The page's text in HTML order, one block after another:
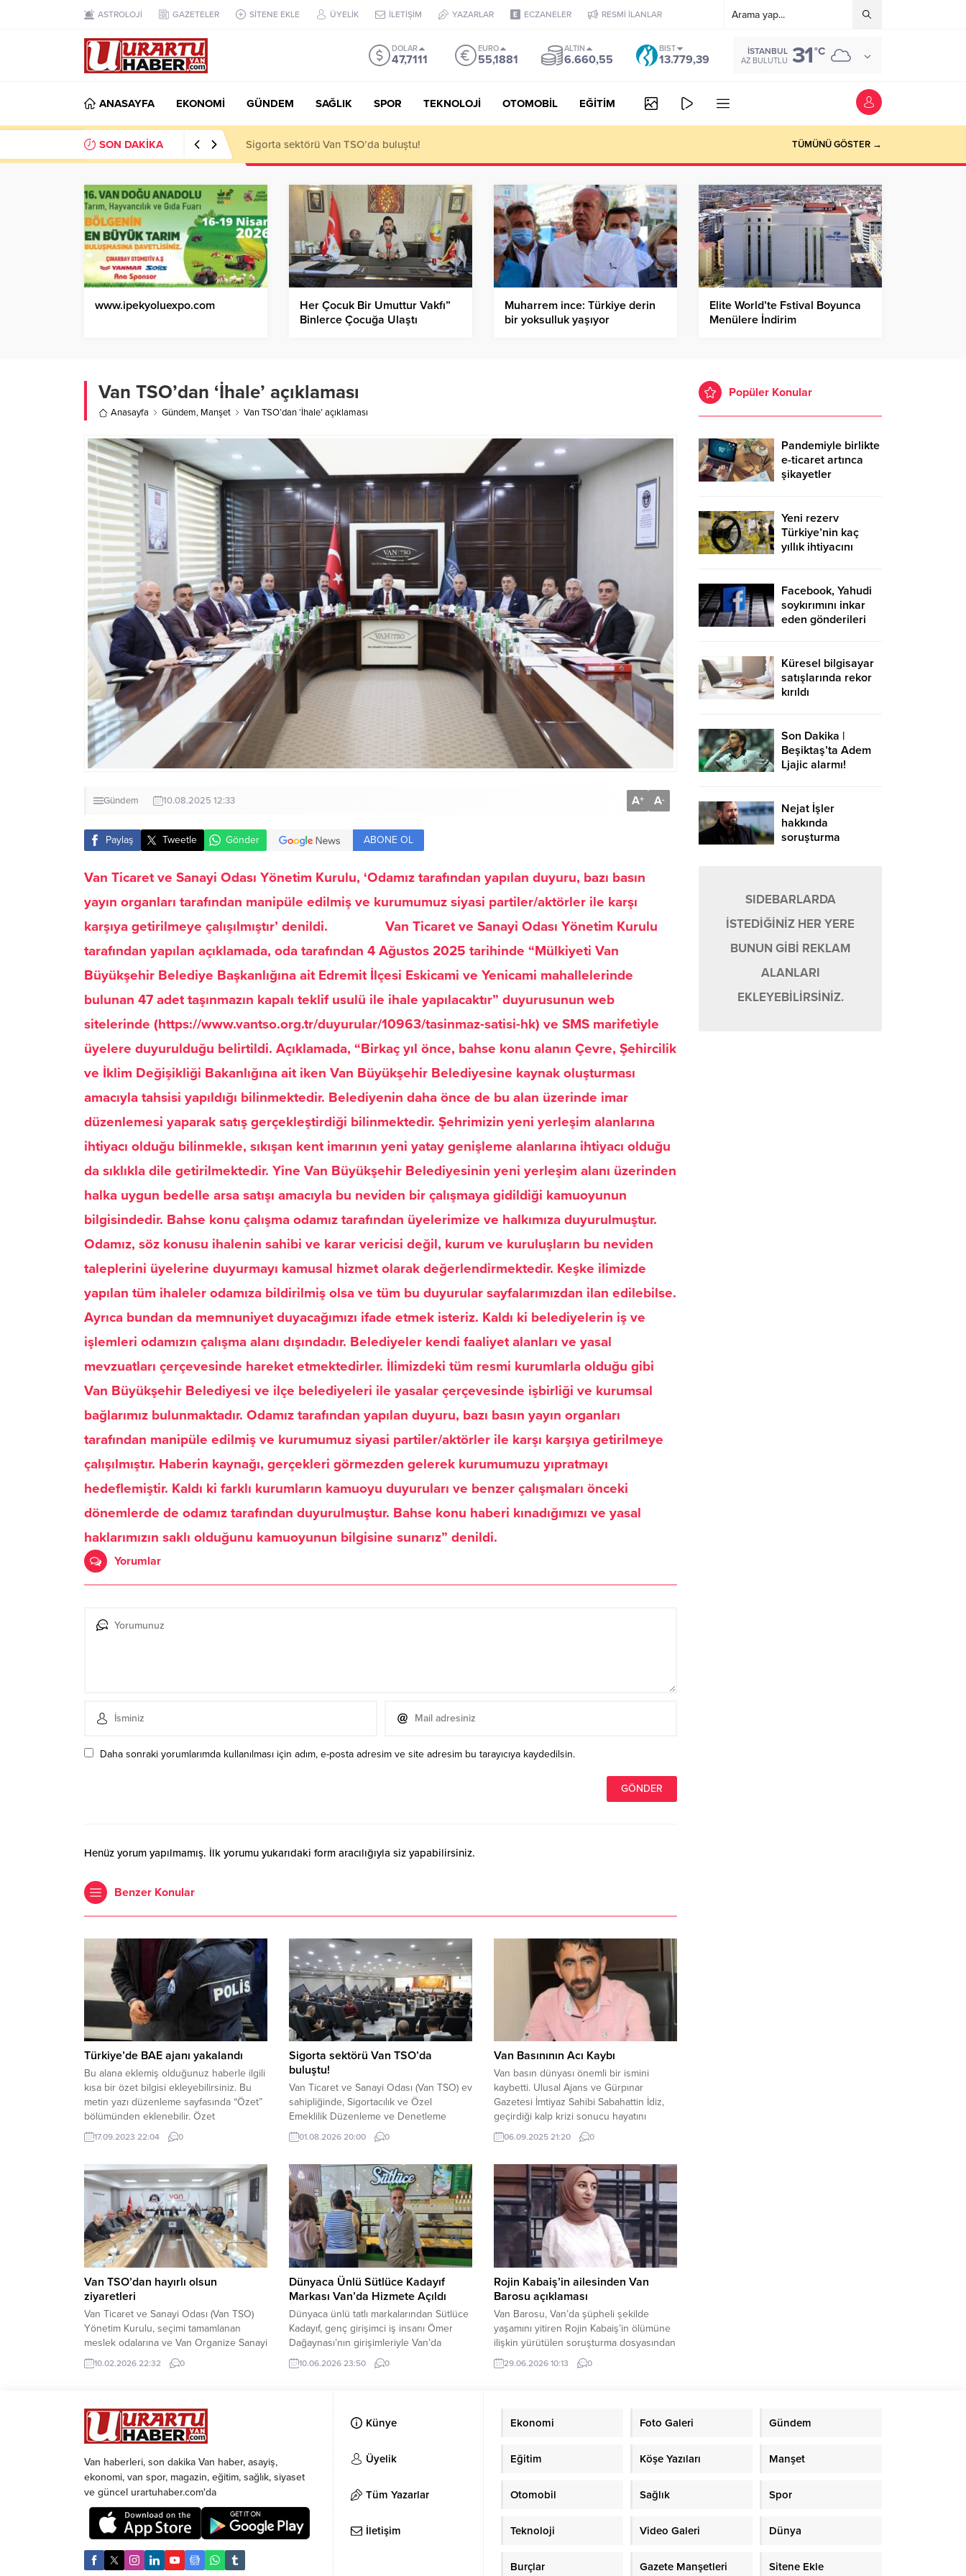
ASTROLOJİ GAZETELER SİTENE EKLE ÜYELİK İLETİŞİM YAZARLAR ECZANELER RESMİ İLANLAR
DOLAR
47,7111
EURO
55,1881
ALTIN
6.660,55
BIST
13.779,39
İSTANBUL
AZ BULUTLU 31°C
ANASAYFA EKONOMİ GÜNDEM SAĞLIK SPOR TEKNOLOJİ OTOMOBİL EĞİTİM
SON DAKİKA VAN TSO: Takip ediyoruz! TÜMÜNÜ GÖSTER →
www.ipekyoluexpo.com
Her Çocuk Bir Umuttur Vakfı”
Binlerce Çocuğa Ulaştı
Muharrem ince: Türkiye derin
bir yoksulluk yaşıyor
Elite World’te Fstival Boyunca
Menülere İndirim
Van TSO’dan ‘İhale’ açıklaması
Anasayfa Gündem, Manşet Van TSO’dan ‘İhale’ açıklaması
Gündem 10.08.2025 12:33 A+ A-
Paylaş Tweetle Gönder ABONE OL
Van Ticaret ve Sanayi Odası Yönetim Kurulu, ‘Odamız tarafından yapılan duyuru, bazı basın
yayın organları tarafından manipüle edilmiş ve kurumumuz siyasi partiler/aktörler ile karşı
karşıya getirilmeye çalışılmıştır’ denildi. Van Ticaret ve Sanayi Odası Yönetim Kurulu
tarafından yapılan açıklamada, oda tarafından 4 Ağustos 2025 tarihinde “Mülkiyeti Van
Büyükşehir Belediye Başkanlığına ait Edremit İlçesi Eskicami ve Yenicami mahallelerinde
bulunan 47 adet taşınmazın kapalı teklif usulü ile ihale yapılacaktır” duyurusunun web
sitelerinde (https://www.vantso.org.tr/duyurular/10963/tasinmaz-satisi-hk) ve SMS marifetiyle
üyelere duyurulduğu belirtildi. Açıklamada, “Birkaç yıl önce, bahse konu alanın Çevre, Şehircilik
ve İklim Değişikliği Bakanlığına ait iken Van Büyükşehir Belediyesine kaynak oluşturması
amacıyla tahsisi yapıldığı bilinmektedir. Belediyenin daha önce de bu alan üzerinde imar
düzenlemesi yaparak satış gerçekleştirdiği bilinmektedir. Şehrimizin yeni yerleşim alanlarına
ihtiyacı olduğu bilinmekle, sıkışan kent imarının yeni yatay genişleme alanlarına ihtiyacı olduğu
da sıklıkla dile getirilmektedir. Yine Van Büyükşehir Belediyesinin yeni yerleşim alanı üzerinden
halka uygun bedelle arsa satışı amacıyla bu neviden bir çalışmaya gidildiği kamuoyunun
bilgisindedir. Bahse konu çalışma odamız tarafından üyelerimize ve halkımıza duyurulmuştur.
Odamız, söz konusu ihalenin sahibi ve karar vericisi değil, kurum ve kuruluşların bu neviden
taleplerini üyelerine duyurmayı kamusal hizmet olarak değerlendirmektedir. Keşke ilimizde
yapılan tüm ihaleler odamıza bildirilmiş olsa ve tüm bu duyurular sayfalarımızdan ilan edilebilse.
Ayrıca bundan da memnuniyet duyacağımızı ifade etmek isteriz. Kaldı ki belediyelerin iş ve
işlemleri odamızın çalışma alanı dışındadır. Belediyeler kendi faaliyet alanları ve yasal
mevzuatları çerçevesinde hareket etmektedirler. İlimizdeki tüm resmi kurumlarla olduğu gibi
Van Büyükşehir Belediyesi ve ilçe belediyeleri ile yasalar çerçevesinde işbirliği ve kurumsal
bağlarımız bulunmaktadır. Odamız tarafından yapılan duyuru, bazı basın yayın organları
tarafından manipüle edilmiş ve kurumumuz siyasi partiler/aktörler ile karşı karşıya getirilmeye
çalışılmıştır. Haberin kaynağı, gerçekleri görmezden gelerek kurumumuzu yıpratmayı
hedeflemiştir. Kaldı ki farklı kurumların kamuoyu duyuruları ve benzer çalışmaları önceki
dönemlerde de odamız tarafından duyurulmuştur. Bahse konu haberi kınadığımızı ve yasal
haklarımızın saklı olduğunu kamuoyunun bilgisine sunarız” denildi.
Yorumlar
Daha sonraki yorumlarımda kullanılması için adım, e-posta adresim ve site adresim bu tarayıcıya kaydedilsin.
Henüz yorum yapılmamış. İlk yorumu yukarıdaki form aracılığıyla siz yapabilirsiniz.
Benzer Konular
Türkiye’de BAE ajanı yakalandı
Bu alana eklemiş olduğunuz haberle ilgili
kısa bir özet bilgisi ekleyebilirsiniz. Bu
metin yazı düzenleme sayfasında “Özet”
bölümünden eklenebilir. Özet
eklenmişse başlık altında kalın olarak bu
şekilde gösterilir, eklenmemişse bu alan
17.09.2023 22:04 0
Sigorta sektörü Van TSO’da
buluştu!
Van Ticaret ve Sanayi Odası (Van TSO) ev
sahipliğinde, Sigortacılık ve Özel
Emeklilik Düzenleme ve Denetleme
Kurumu (SEDDK), TOBB Sigorta
Acenteleri İcra Komitesi (SAİK), TOBB
Türkiye Sigorta Acenteleri Federasyonu
(TÜSAF), Doğal Afet Sigortaları Kurumu
(DASK), Sigorta Bilgi ve Gözetim Merkezi
(SBM), Tarım Sigortaları Havuzu
(TARSİM)...
01.08.2026 20:00 0
Van Basınının Acı Kaybı
Van basın dünyası önemli bir ismini
kaybetti. Ulusal Ajans ve Gürpınar
Gazetesi İmtiyaz Sahibi Sabahattin İdiz,
geçirdiği kalp krizi sonucu hayatını
kaybetti. Uzun yıllar boyunca yerel
basında görev yapan ve bölge
Sabahattin İdiz’in vefatı, meslektaşları ve
sevenleri arasında derin üzüntüye yol
açtı. Merhum İdiz, İhlas Haber...
06.09.2025 21:20 0
Van TSO’dan hayırlı olsun
ziyaretleri
Van Ticaret ve Sanayi Odası (Van TSO)
Yönetim Kurulu, seçimi tamamlanan
meslek odalarına ve Van Organize Sanayi
Bölgesi Başkanlığına hayırlı olsun ziyareti
gerçekleştirdi. Van TSO Başkanı Necdet
Sayman Üye Burak Gültepe, Yönetim
Kurulu Üyeleri Reşit Yaren, Mahmut
Köroğlu, Kadir Gülgeldi...
10.02.2026 22:32 0
Dünyaca Ünlü Sütlüce Kadayıf
Markası Van’da Hizmete Açıldı
Dünyaca ünlü tatlı markalarından Sütlüce
Kadayıf, genç girişimci iş insanı Ömer
Dağaynası’nın girişimleriyle Van’da
hizmete açıldı. Kale Yolu üzerinde,
Sarmaşık Ekmek Fabrikası yanında
modern ve nezih ortamıyla vatandaşların
büyük beğenisini kazandı. Açılışın
ardından çok sayıda davetli ve vatandaş
işletmeyi ziyaret ederek yeni lezzet
durağını yakından inceleme...
10.06.2026 23:50 0
Rojin Kabaiş’in ailesinden Van
Barosu açıklaması
Van Barosu, Van’da şüpheli şekilde
yaşamını yitiren Rojin Kabaiş’in ölümüne
ilişkin yürütülen soruşturma dosyasından
çekilme kararı aldığını duyurmuştu. Rojin
Kabaiş’in ailesi de Van Barosu’yla ilgili
Van Barosu’na verdikleri vekaleti geri
ölümüyle...
29.06.2026 10:13 0
Popüler Konular
Pandemiyle birlikte
e-ticaret artınca
şikayetler
Yeni rezerv
Türkiye’nin kaç
yıllık ihtiyacını
Facebook, Yahudi
soykırımını inkar
eden gönderileri
Küresel bilgisayar
satışlarında rekor
kırıldı
Son Dakika |
Beşiktaş’ta Adem
Ljajic alarmı!
Nejat İşler
hakkında
soruşturma
SIDEBARLARDA
İSTEDİĞİNİZ HER YERE
BUNUN GİBİ REKLAM
ALANLARI
EKLEYEBİLİRSİNİZ.
Van haberleri, son dakika Van haber, asayiş,
ekonomi, van spor, magazin, eğitim, sağlık, siyaset
ve güncel urartuhaber.com'da
Künye
Üyelik
Tüm Yazarlar
İletişim
Ekonomi Foto Galeri Gündem
Eğitim Köşe Yazıları Manşet
Otomobil Sağlık Spor
Teknoloji Video Galeri Dünya
Burçlar Gazete Manşetleri Sitene Ekle